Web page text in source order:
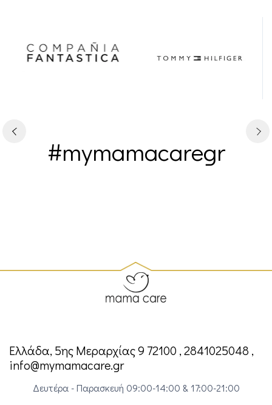
#mymamacaregr
Ελλάδα, 5ης Μεραρχίας 9 72100 , 2841025048 ,
info@mymamacare.gr
Δευτέρα - Παρασκευή 09:00-14:00 & 17:00-21:00